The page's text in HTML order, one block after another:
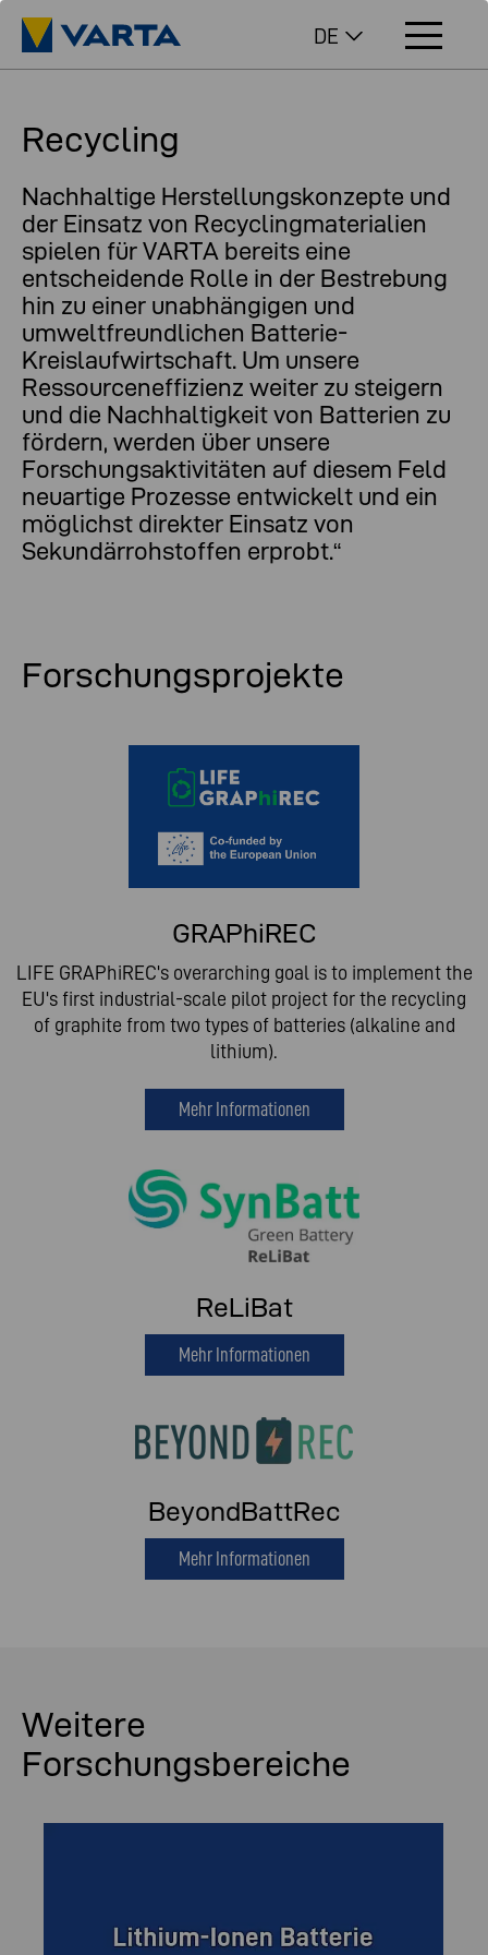
DE
Recycling
Nachhaltige Herstellungskonzepte und
der Einsatz von Recyclingmaterialien
spielen für VARTA bereits eine
entscheidende Rolle in der Bestrebung
hin zu einer unabhängigen und
umweltfreundlichen Batterie-
Kreislaufwirtschaft. Um unsere
Ressourceneffizienz weiter zu steigern
und die Nachhaltigkeit von Batterien zu
fördern, werden über unsere
Forschungsaktivitäten auf diesem Feld
neuartige Prozesse entwickelt und ein
möglichst direkter Einsatz von
Sekundärrohstoffen erprobt.“
Forschungsprojekte
GRAPhiREC
LIFE GRAPhiREC's overarching goal is to implement the
EU's first industrial-scale pilot project for the recycling
of graphite from two types of batteries (alkaline and
lithium).
Mehr Informationen
ReLiBat
Mehr Informationen
BeyondBattRec
Mehr Informationen
Weitere
Forschungsbereiche